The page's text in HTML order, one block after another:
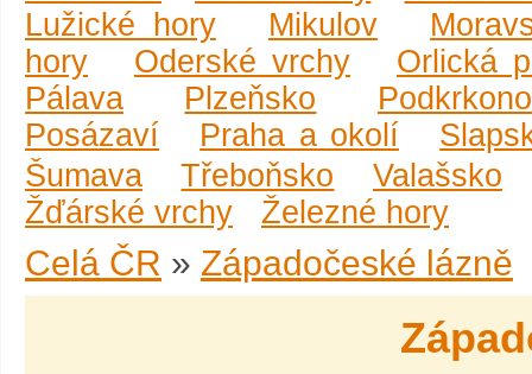
Lužické hory
Mikulov
hory
Oderské vrchy
Orlická
Pálava
Plzeňsko
Posázaví
Praha a okolí
Šumava
Třeboňsko
Valašsko
Žďárské vrchy
Železné hory
Celá ČR » Západočeské lázně